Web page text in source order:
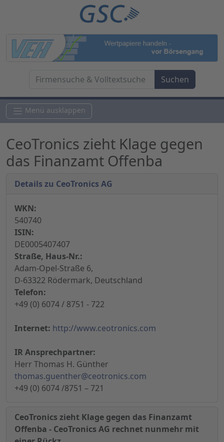
Menü ausklappen
CeoTronics zieht Klage gegen
das Finanzamt Offenba
Details zu CeoTronics AG
WKN:
540740
ISIN:
DE0005407407
Straße, Haus-Nr.:
Adam-Opel-Straße 6,
D-63322 Rödermark, Deutschland
Telefon:
+49 (0) 6074 / 8751 - 722
Internet: http://www.ceotronics.com
IR Ansprechpartner:
Herr Thomas H. Günther
thomas.guenther@ceotronics.com
+49 (0) 6074 /8751 – 721
CeoTronics zieht Klage gegen das Finanzamt
Offenba - CeoTronics AG rechnet nunmehr mit